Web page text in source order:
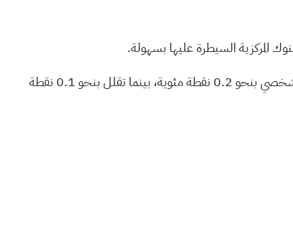
المركزية السيطرة عليها بسهولة.
تشير تقديرات غولدمان ساكس إلى أن الزيادة المستمرة بنسبة 10٪ في أسعار النفط ترفع معدل التضخم الرئيسي لأسعار نفقات الاستهلاك الشخصي بنحو 0.2 نقطة مئوية، بينما تقلل بنحو 0.1 نقطة